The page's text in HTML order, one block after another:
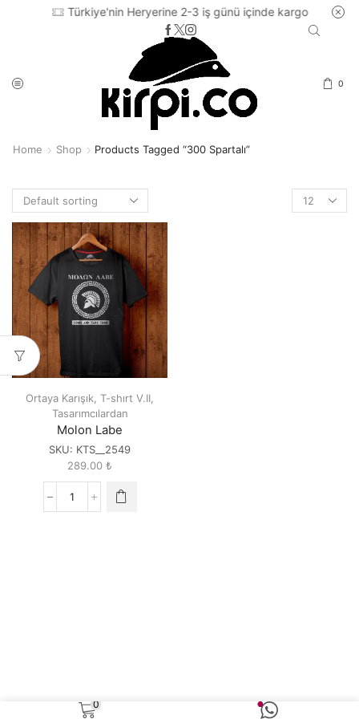
Türkiye'nin Heryerine 2-3 iş günü içinde kargo
0
Home Shop Products Tagged “300 Spartalı”
Products
per
Ortaya Karışık, T-shırt V.II,
Tasarımcılardan
Molon Labe
SKU: KTS__2549
289.00 ₺
Molon
0